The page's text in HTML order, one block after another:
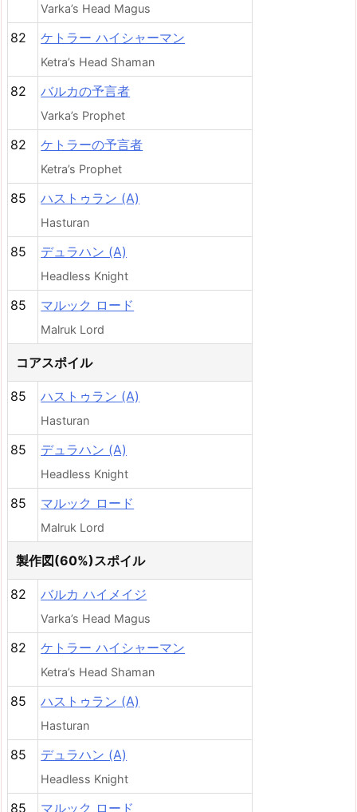
Varka’s Head Magus
82 ケトラー ハイシャーマン
Ketra’s Head Shaman
82 バルカの予言者
Varka’s Prophet
82 ケトラーの予言者
Ketra’s Prophet
85 ハストゥラン (A)
Hasturan
85 デュラハン (A)
Headless Knight
85 マルック ロード
Malruk Lord
コアスポイル
85 ハストゥラン (A)
Hasturan
85 デュラハン (A)
Headless Knight
85 マルック ロード
Malruk Lord
製作図(60%)スポイル
82 バルカ ハイメイジ
Varka’s Head Magus
82 ケトラー ハイシャーマン
Ketra’s Head Shaman
85 ハストゥラン (A)
Hasturan
85 デュラハン (A)
Headless Knight
85 マルック ロード